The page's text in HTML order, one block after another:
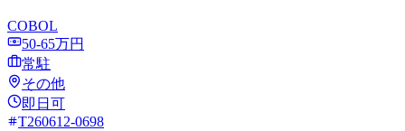
COBOL
50-65万円
常駐
その他
即日可
T260612-0698